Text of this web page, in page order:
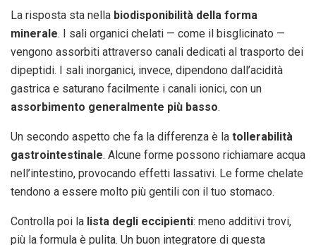
La risposta sta nella biodisponibilità della forma
minerale. I sali organici chelati — come il bisglicinato —
vengono assorbiti attraverso canali dedicati al trasporto dei
dipeptidi. I sali inorganici, invece, dipendono dall’acidità
gastrica e saturano facilmente i canali ionici, con un
assorbimento generalmente più basso.
Un secondo aspetto che fa la differenza è la tollerabilità
gastrointestinale. Alcune forme possono richiamare acqua
nell’intestino, provocando effetti lassativi. Le forme chelate
tendono a essere molto più gentili con il tuo stomaco.
Controlla poi la lista degli eccipienti: meno additivi trovi,
più la formula è pulita. Un buon integratore di questa